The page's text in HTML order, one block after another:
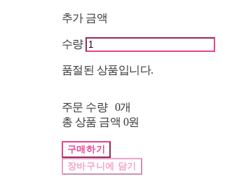
추가 금액
수량
품절된 상품입니다.
주문 수량
0개
총 상품 금액 0원
구매하기
장바구니에 담기